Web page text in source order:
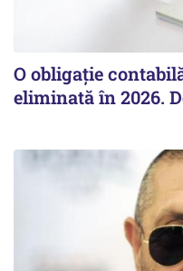
O obligație
eliminată în 2026.